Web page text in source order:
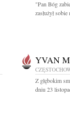
"Pan Bóg
zasłużył
YVAN
Z głębokim
dniu 23